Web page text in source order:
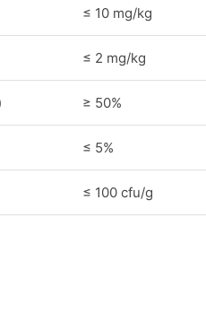
≤ 10 mg/kg
≤ 2 mg/kg
≥ 50%
≤ 5%
≤ 100 cfu/g